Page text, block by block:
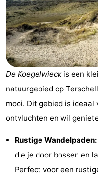
Jongeren
Overnachten
Appartementen
-
Elements
Kaap
West
-
Résidence
Terschelling
-
Strandappartementen
De Koegelwieck is een
natuurgebied op
mooi. Dit gebied is ideaal
ontvluchten en wil
Rustige Wandelpaden:
die je door bossen en
Perfect voor een